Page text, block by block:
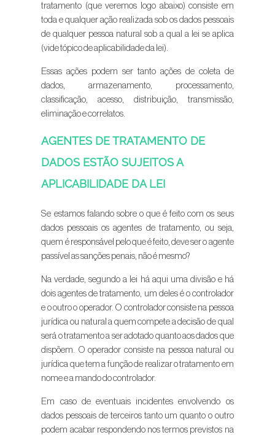
tratamento (que veremos logo abaixo) consiste em
toda e qualquer ação realizada sob os dados pessoais
de qualquer pessoa natural sob a qual a lei se aplica
(vide tópico de aplicabilidade da lei).
Essas ações podem ser tanto ações de coleta de
dados, armazenamento, processamento,
classificação, acesso, distribuição, transmissão,
eliminação e correlatos.
AGENTES DE TRATAMENTO DE
DADOS ESTÃO SUJEITOS A
APLICABILIDADE DA LEI
Se estamos falando sobre o que é feito com os seus
dados pessoais os agentes de tratamento, ou seja,
quem é responsável pelo que é feito, deve ser o agente
passível as sanções penais, não é mesmo?
Na verdade, segundo a lei há aqui uma divisão e há
dois agentes de tratamento, um deles é o controlador
e o outro o operador. O controlador consiste na pessoa
jurídica ou natural a quem compete a decisão de qual
será o tratamento a ser adotado quanto aos dados que
dispõem. O operador consiste na pessoa natural ou
jurídica que tem a função de realizar o tratamento em
nome e a mando do controlador.
Em caso de eventuais incidentes envolvendo os
dados pessoais de terceiros tanto um quanto o outro
podem acabar respondendo nos termos previstos na